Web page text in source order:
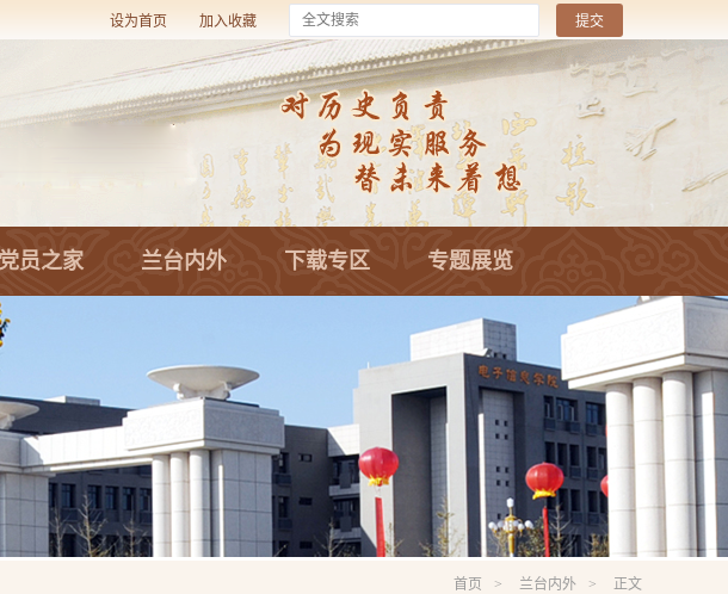
设为首页 加入收藏
员之家 兰台内外 下载专区 专题展览
首页 兰台内外 正文